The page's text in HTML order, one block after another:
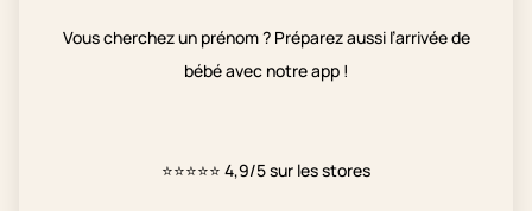
Vous cherchez un prénom ? Préparez aussi l’arrivée de
bébé avec notre app !
⭐⭐⭐⭐⭐ 4,9/5 sur les stores